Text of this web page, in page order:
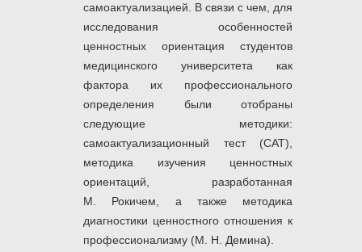
самоактуализацией. В связи с чем, для
исследования особенностей
ценностных ориентация студентов
медицинского университета как
фактора их профессионального
определения были отобраны
следующие методики:
самоактуализационный тест (САТ),
методика изучения ценностных
ориентаций, разработанная
М. Рокичем, а также методика
диагностики ценностного отношения к
профессионализму (М. Н. Демина).